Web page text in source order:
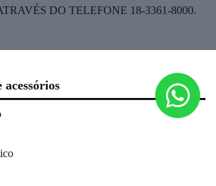
DO TELEFONE 18-3361-8000.